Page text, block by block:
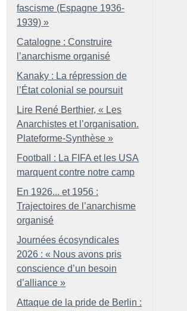
fascisme (Espagne 1936-
1939) »
Catalogne : Construire
l’anarchisme organisé
Kanaky : La répression de
l’État colonial se poursuit
Lire René Berthier, « Les
Anarchistes et l’organisation.
Plateforme-Synthèse »
Football : La FIFA et les USA
marquent contre notre camp
En 1926... et 1956 :
Trajectoires de l’anarchisme
organisé
Journées écosyndicales
2026 : « Nous avons pris
conscience d’un besoin
d’alliance »
Attaque de la pride de Berlin :